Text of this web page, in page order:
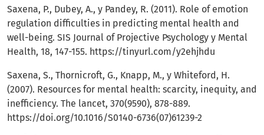
Saxena, P., Dubey, A., y Pandey, R. (2011). Role of emotion
regulation difficulties in predicting mental health and
well-being. SIS Journal of Projective Psychology y Mental
Health, 18, 147-155. https://tinyurl.com/y2ehjhdu
Saxena, S., Thornicroft, G., Knapp, M., y Whiteford, H.
(2007). Resources for mental health: scarcity, inequity, and
inefficiency. The lancet, 370(9590), 878-889.
https://doi.org/10.1016/S0140-6736(07)61239-2